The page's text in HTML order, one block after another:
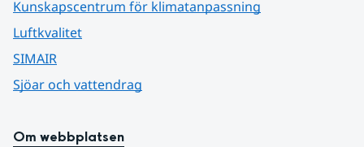
Kunskapscentrum för klimatanpassning
Luftkvalitet
SIMAIR
Sjöar och vattendrag
Om webbplatsen